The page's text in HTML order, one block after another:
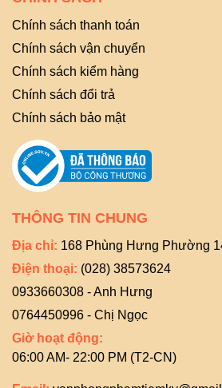
Chính sách thanh toán
Chính sách vận chuyển
Chính sách kiểm hàng
Chính sách đổi trả
Chính sách bảo mật
THÔNG TIN CHUNG
Địa chỉ: 168 Phùng Hưng Phường
Điện thoại: (028) 38573624
0933660308 - Anh Hưng
0764450996 - Chị Ngọc
Giờ hoạt động:
06:00 AM- 22:00 PM (T2-CN)